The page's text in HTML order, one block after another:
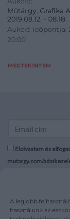
A legjobb
használunk az
Műtárgy, Grafika
2019.08.12. - 08.18.
Aukció időpontja:
20:00
MEGTEKINTEM
Elolvastam és
mutargy.com/
Médiaajánlat
Karrier